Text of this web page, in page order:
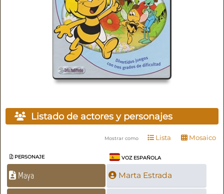
Listado de actores y personajes
Mostrar como Lista Mosaico
PERSONAJE VOZ ESPAÑOLA
Maya Marta Estrada